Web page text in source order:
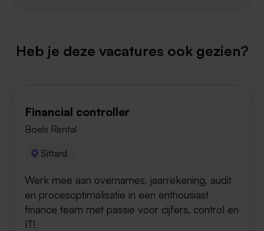
Heb je deze vacatures ook gezien?
Financial controller
Boels Rental
Sittard
Werk mee aan overnames, jaarrekening, audit
en procesoptimalisatie in een enthousiast
finance team met passie voor cijfers, control en
IT!